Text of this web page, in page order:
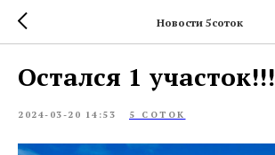
Новости 5соток
Остался 1 участок!!!
2024-03-20 14:53 5 СОТОК